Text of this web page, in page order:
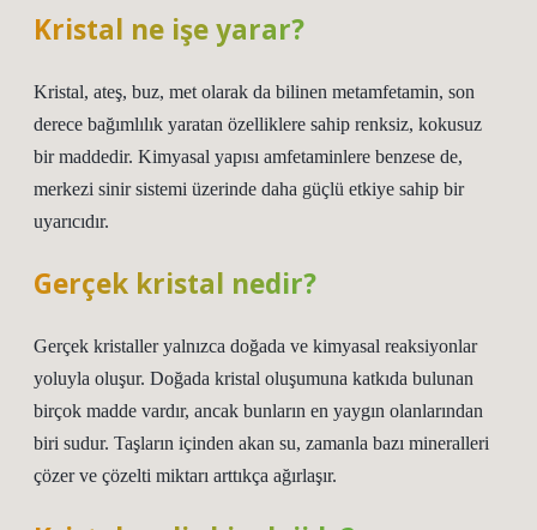
Kristal ne işe yarar?
Kristal, ateş, buz, met olarak da bilinen metamfetamin, son
derece bağımlılık yaratan özelliklere sahip renksiz, kokusuz
bir maddedir. Kimyasal yapısı amfetaminlere benzese de,
merkezi sinir sistemi üzerinde daha güçlü etkiye sahip bir
uyarıcıdır.
Gerçek kristal nedir?
Gerçek kristaller yalnızca doğada ve kimyasal reaksiyonlar
yoluyla oluşur. Doğada kristal oluşumuna katkıda bulunan
birçok madde vardır, ancak bunların en yaygın olanlarından
biri sudur. Taşların içinden akan su, zamanla bazı mineralleri
çözer ve çözelti miktarı arttıkça ağırlaşır.